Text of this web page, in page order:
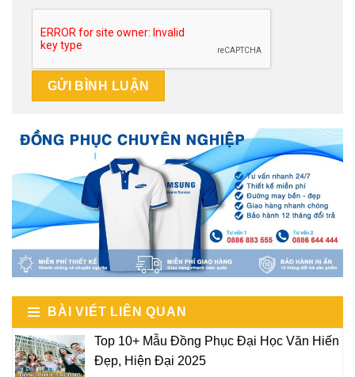
BÀI VIẾT LIÊN QUAN
Top 10+ Mẫu Đồng Phục Đại Học Văn Hiến
Đẹp, Hiện Đại 2025